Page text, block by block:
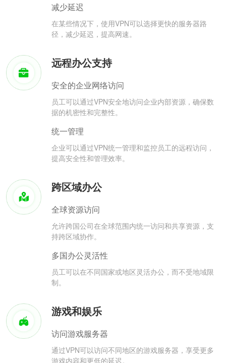
减少延迟
在某些情况下，使用VPN可以选择更快的服务器路
径，减少延迟，提高网速。
远程办公支持
安全的企业网络访问
员工可以通过VPN安全地访问企业内部资源，确保数
据的机密性和完整性。
统一管理
企业可以通过VPN统一管理和监控员工的远程访问，
提高安全性和管理效率。
跨区域办公
全球资源访问
允许跨国公司在全球范围内统一访问和共享资源，支
持跨区域协作。
多国办公灵活性
员工可以在不同国家或地区灵活办公，而不受地域限
制。
游戏和娱乐
访问游戏服务器
通过VPN可以访问不同地区的游戏服务器，享受更多
游戏内容和更低的延迟。